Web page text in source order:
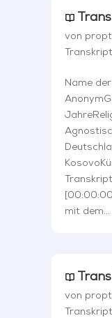
von
Transkript
Name
mit dem...
von
Transkript